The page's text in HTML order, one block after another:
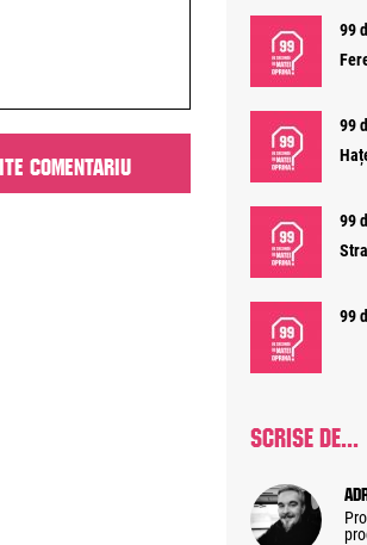
99
99
99
99
SCRISE DE...